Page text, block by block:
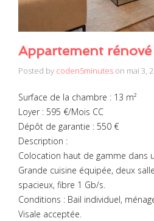
Appartement rénové
Posted by coden5minutes on mai 3,
Surface de la chambre : 13 m²
Loyer : 595 €/Mois CC
Dépôt de garantie : 550 €
Description :
Colocation haut de gamme dans
Grande cuisine équipée, deux
spacieux, fibre 1 Gb/s.
Conditions : Bail individuel,
Visale acceptée.